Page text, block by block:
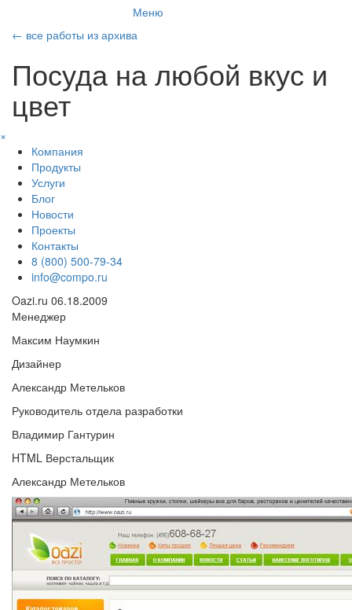
Меню
← все работы из архива
Посуда на любой вкус и
цвет
×
Компания
Продукты
Услуги
Блог
Новости
Проекты
Контакты
8 (800) 500-79-34
info@compo.ru
Oazi.ru 06.18.2009
Менеджер
Максим Наумкин
Дизайнер
Александр Метельков
Руководитель отдела разработки
Владимир Гантурин
HTML Верстальщик
Александр Метельков